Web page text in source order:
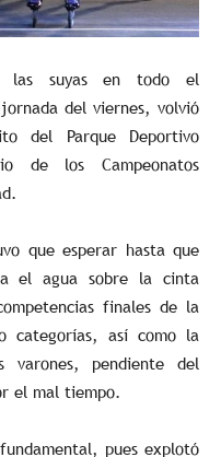
las suyas en todo el
del viernes, volvió
del Parque Deportivo
de los Campeonatos
que esperar hasta que
el agua sobre la cinta
finales de la
categorías, así como la
varones, pendiente del
el mal tiempo.
pues explotó